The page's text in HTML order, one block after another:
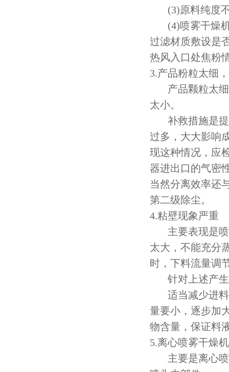
(3)原料纯度
(4)喷雾干燥机
过滤材质敷设是
热风入口处焦粉
3.产品粉粒太细
产品颗粒太细
太小。
补救措施是提
过多，大大影响
现这种情况，应
器进出口的气密
当然分离效率还
第二级除尘。
4.粘壁现象严重
主要表现是喷
太大，不能充分
时，下料流量调
针对上述产生
适当减少进料
量要小，逐步加
物含量，保证料
5.离心喷雾干燥
主要是离心喷